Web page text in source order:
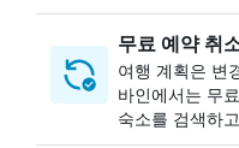
무료 예약 취
여행 계획은 변
바인에서는 무
숙소를 검색하